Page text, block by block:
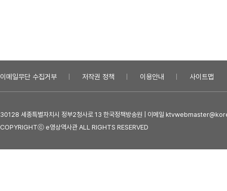
이메일무단 수집거부 저작권 정책 이용안내 사이트맵
30128 세종특별자치시 정부2청사로 13 한국정책방송원 | 이메일
COPYRIGHTⓒ e영상역사관 ALL RIGHTS RESERVED